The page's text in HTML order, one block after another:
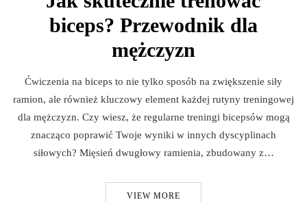
biceps? Przewodnik dla
mężczyzn
Ćwiczenia na biceps to nie tylko sposób na zwiększenie siły
ramion, ale również kluczowy element każdej rutyny treningowej
dla mężczyzn. Czy wiesz, że regularne treningi bicepsów mogą
znacząco poprawić Twoje wyniki w innych dyscyplinach
siłowych? Mięsień dwugłowy ramienia, zbudowany z…
VIEW MORE